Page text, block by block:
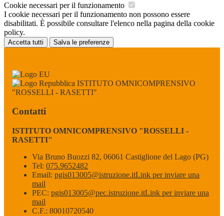
Cookie necessari per il funzionamento
I cookie necessari per il funzionamento non possono essere
disabilitati. È possibile consultare l'elenco nella pagina della cookie
policy.
Accetta tutti Salva le preferenze
ISTITUTO OMNICOMPRENSIVO
"ROSSELLI - RASETTI"
Contatti
ISTITUTO OMNICOMPRENSIVO "ROSSELLI -
RASETTI"
Via Bruno Buozzi 82, 06061 Castiglione del Lago (PG)
Tel: 075.9652482
Email: pgis013005@istruzione.itLink per inviare una
mail
PEC: pgis013005@pec.istruzione.itLink per inviare una
mail
C.F.: 80010720540